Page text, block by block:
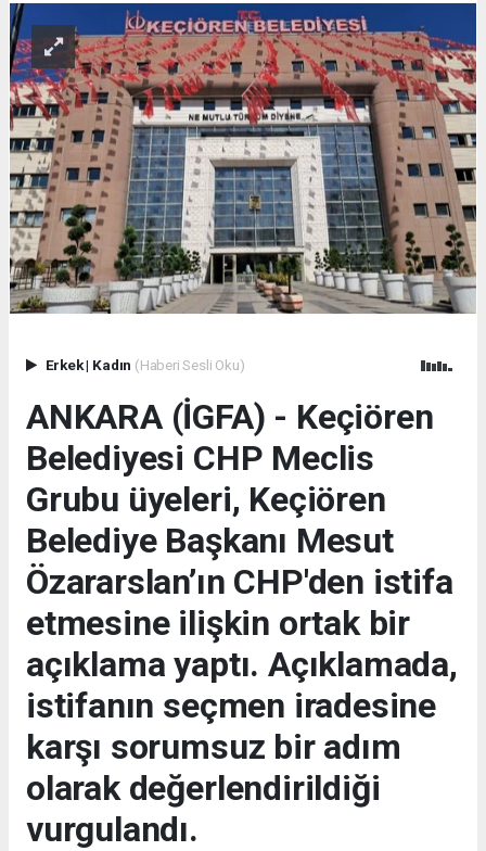
Erkek| Kadın (Haberi Sesli Oku)
ANKARA (İGFA) - Keçiören
Belediyesi CHP Meclis
Grubu üyeleri, Keçiören
Belediye Başkanı Mesut
Özararslan’ın CHP'den istifa
etmesine ilişkin ortak bir
açıklama yaptı. Açıklamada,
istifanın seçmen iradesine
karşı sorumsuz bir adım
olarak değerlendirildiği
vurgulandı.